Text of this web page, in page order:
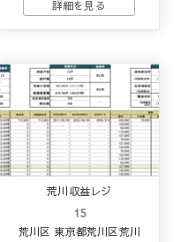
荒川収益レジ
15
荒川区 東京都荒川区荒川